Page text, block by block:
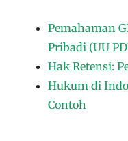
Pemahaman
Pribadi (UU
Hak Retensi:
Hukum di
Contoh